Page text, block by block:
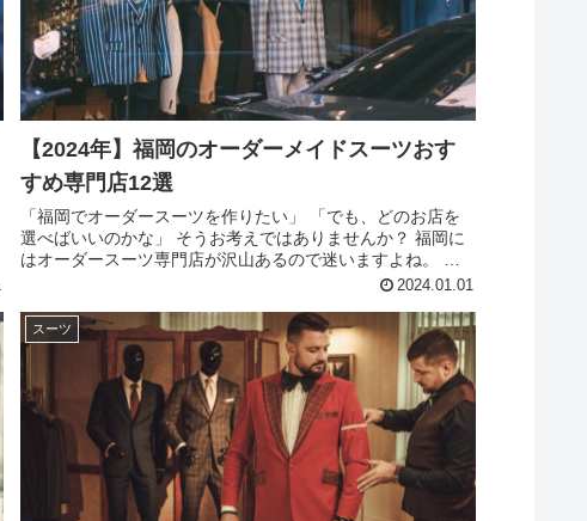
【2024年】福岡のオーダーメイドスーツおす
すめ専門店12選
「福岡でオーダースーツを作りたい」 「でも、どのお店を
選べばいいのかな」 そうお考えではありませんか？ 福岡に
はオーダースーツ専門店が沢山あるので迷いますよね。 こ
の記事では、アパレル歴10年の著者が、福岡のおすすめオー
2024.01.01
スーツ